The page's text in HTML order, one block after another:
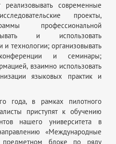
реализовывать современные
проекты,
профессиональной
и использовать
и технологии; организовывать
и семинары;
взаимно использовать
языковых практик и
года, в рамках пилотного
приступят к обучению
нашего университета в
«Международные
блоке по ряду